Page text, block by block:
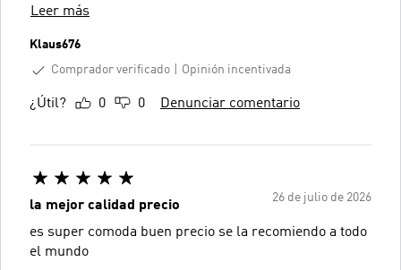
Leer más
Klaus676
Comprador verificado
Opinión incentivada
¿Útil? 0 0 Denunciar comentario
26 de julio de 2026
la mejor calidad precio
es super comoda buen precio se la recomiendo a todo
el mundo